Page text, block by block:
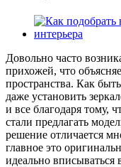
Довольно часто
прихожей, что
пространства. Как
даже установить
и все благодаря тому,
стали предлагать
решение отличается
главное это
идеально